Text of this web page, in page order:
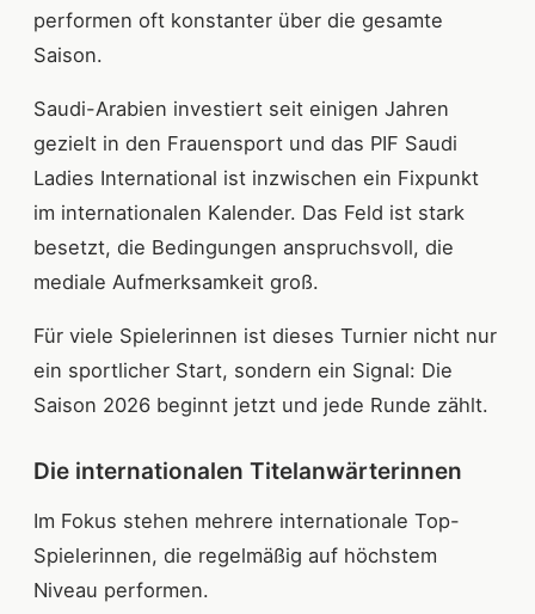
performen oft konstanter über die gesamte
Saison.
Saudi-Arabien investiert seit einigen Jahren
gezielt in den Frauensport und das PIF Saudi
Ladies International ist inzwischen ein Fixpunkt
im internationalen Kalender. Das Feld ist stark
besetzt, die Bedingungen anspruchsvoll, die
mediale Aufmerksamkeit groß.
Für viele Spielerinnen ist dieses Turnier nicht nur
ein sportlicher Start, sondern ein Signal: Die
Saison 2026 beginnt jetzt und jede Runde zählt.
Die internationalen Titelanwärterinnen
Im Fokus stehen mehrere internationale Top-
Spielerinnen, die regelmäßig auf höchstem
Niveau performen.